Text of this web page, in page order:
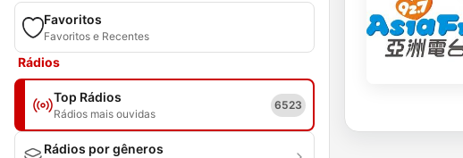
Favoritos
Favoritos e Recentes
Rádios
Top Rádios
Rádios mais ouvidas
6523
Rádios por gêneros